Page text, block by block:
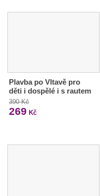
Plavba po Vltavě pro
děti i dospělé i s rautem
390 Kč
269 Kč